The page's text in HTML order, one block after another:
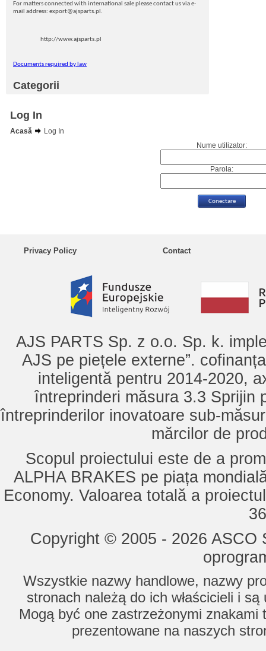
For matters connected with international sale please contact us via e-
mail address: export@ajsparts.pl.
http://www.ajsparts.pl
Documents required by law
Categorii
Log In
Acasă
Log In
Nume utilizator:
Parola:
Privacy Policy Contact
AJS PARTS Sp. z o.o. Sp. k.
AJS pe piețele externe”.
inteligentă pentru 2014-2020,
întreprinderi măsura 3.3 Sprijin
întreprinderilor inovatoare sub-
mărcilor de
Scopul proiectului este de a
ALPHA BRAKES pe piața
Economy. Valoarea totală a
Copyright © 2005 - 2026
Wszystkie nazwy handlowe, nazwy
stronach należą do ich właścicieli i
Mogą być one zastrzeżonymi znakami
prezentowane na naszych